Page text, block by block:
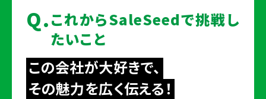
Q.これからSaleSeedで挑戦し
たいこと
この会社が大好きで、
その魅力を広く伝える！